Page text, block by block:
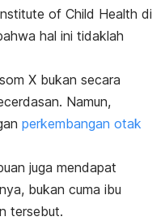
of Child Health di
hal ini tidaklah
X bukan secara
Namun,
perkembangan otak
juga mendapat
bukan cuma ibu
tersebut.